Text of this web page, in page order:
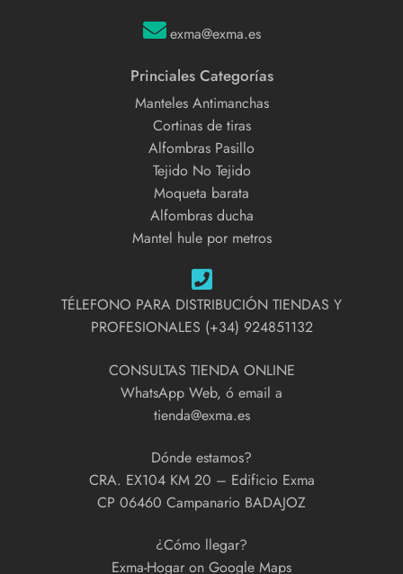
exma@exma.es
Princiales Categorías
Manteles Antimanchas
Cortinas de tiras
Alfombras Pasillo
Tejido No Tejido
Moqueta barata
Alfombras ducha
Mantel hule por metros
TÉLEFONO PARA DISTRIBUCIÓN TIENDAS Y
PROFESIONALES (+34) 924851132
CONSULTAS TIENDA ONLINE
WhatsApp Web, ó email a
tienda@exma.es
Dónde estamos?
CRA. EX104 KM 20 – Edificio Exma
CP 06460 Campanario BADAJOZ
¿Cómo llegar?
Exma-Hogar on Google Maps